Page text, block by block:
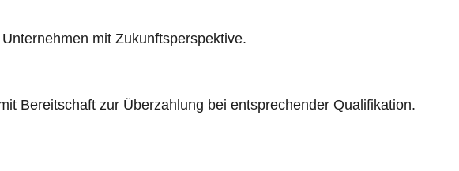
mit Zukunftsperspektive.
Bereitschaft zur Überzahlung bei entsprechender Qualifikation.